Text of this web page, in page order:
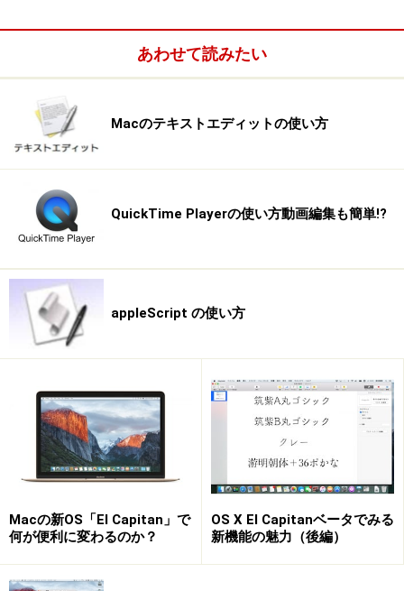
アナログコントローラ不安定のため利用不可。また一部のコントロールが機能しません。
○
△
アナログコントローラ不安定のため利用不可。また一部のコントロールが機能しません。
JY-P45UA
×
認識されません。 JY-A39U
Mac OS 9環境では完璧に動作します。
何も問題なし JY-DV9USB
あわせて読みたい
Macのテキストエディットの使い方
QuickTime Playerの使い方動画編集も簡単!?
appleScript の使い方
Macの新OS「El Capitan」で
何が便利に変わるのか？
OS X El Capitanベータでみる
新機能の魅力（後編）